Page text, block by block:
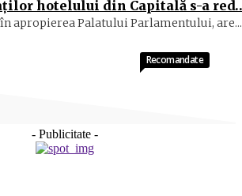
hotelului din Capitală s-a
apropierea Palatului Parlamentului, are...
- Publicitate -
Recomandate